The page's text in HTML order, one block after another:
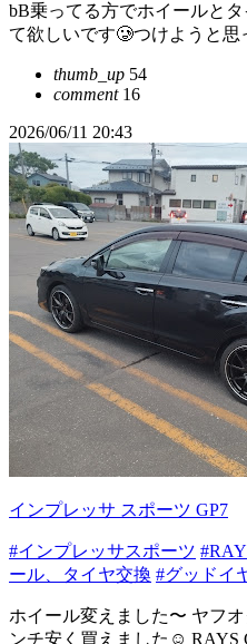
bB乗ってる方でホイールと
て欲しいです🥲つけようと
thumb_up 54
comment16
2026/06/11 20:43
インプレッサ スポーツ GP7
#インプレッサスポーツ
ール、タイヤ交換 #グッドイ
ホイール変えました〜 ヤフ
ンチ安く買えました☺️ RAYS